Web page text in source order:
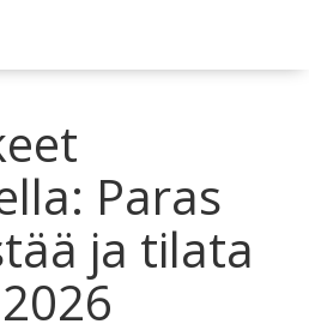
Paras
ja tilata